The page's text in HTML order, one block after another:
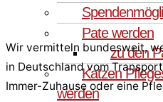
Pate werden
zu den
Katzen
werden
Wir vermitteln bundesweit,
in Deutschland vom
Immer-Zuhause oder eine